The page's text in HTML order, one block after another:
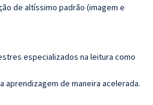
de altíssimo padrão (imagem e
especializados na leitura como
aprendizagem de maneira acelerada.